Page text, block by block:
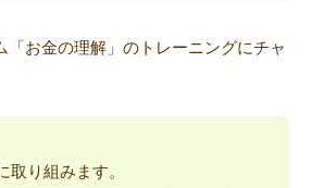
「お金の理解」のトレーニングにチャ
取り組みます。